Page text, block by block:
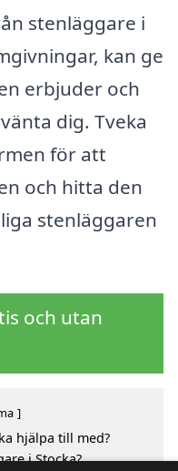
stenläggare i
kan ge
erbjuder och
dig. Tveka
för att
och hitta den
stenläggaren
och utan
hjälpa till med?
i Stocka?